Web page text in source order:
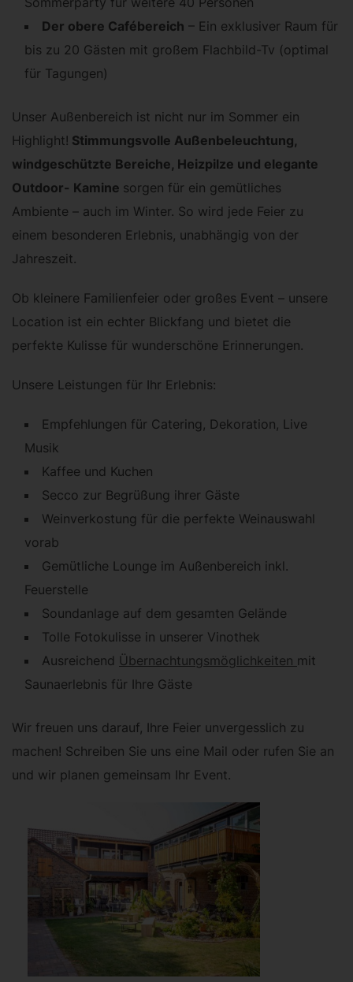
Der obere Cafébereich – Ein exklusiver Raum für
bis zu 20 Gästen mit großem Flachbild-Tv (optimal
für Tagungen)
Unser Außenbereich ist nicht nur im Sommer ein
Highlight! Stimmungsvolle Außenbeleuchtung,
windgeschützte Bereiche, Heizpilze und elegante
Outdoor- Kamine sorgen für ein gemütliches
Ambiente – auch im Winter. So wird jede Feier zu
einem besonderen Erlebnis, unabhängig von der
Jahreszeit.
Ob kleinere Familienfeier oder großes Event – unsere
Location ist ein echter Blickfang und bietet die
perfekte Kulisse für wunderschöne Erinnerungen.
Unsere Leistungen für Ihr Erlebnis:
Empfehlungen für Catering, Dekoration, Live
Musik
Kaffee und Kuchen
Secco zur Begrüßung ihrer Gäste
Weinverkostung für die perfekte Weinauswahl
vorab
Gemütliche Lounge im Außenbereich inkl.
Feuerstelle
Soundanlage auf dem gesamten Gelände
Tolle Fotokulisse in unserer Vinothek
Ausreichend Übernachtungsmöglichkeiten mit
Saunaerlebnis für Ihre Gäste
Wir freuen uns darauf, Ihre Feier unvergesslich zu
machen! Schreiben Sie uns eine Mail oder rufen Sie an
und wir planen gemeinsam Ihr Event.